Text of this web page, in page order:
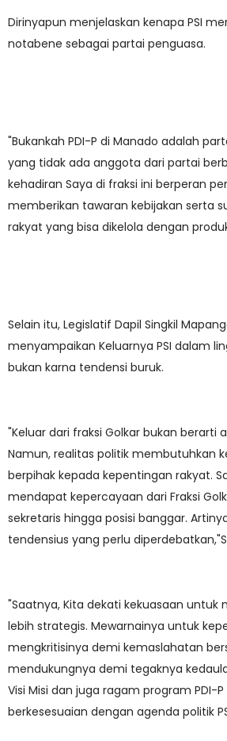
Dirinyapun menjelaskan kenapa PSI
notabene sebagai partai penguasa.
"Bukankah PDI-P di Manado adalah
yang tidak ada anggota dari partai
kehadiran Saya di fraksi ini berperan
memberikan tawaran kebijakan serta
rakyat yang bisa dikelola dengan
Selain itu, Legislatif Dapil Singkil
menyampaikan Keluarnya PSI dalam
bukan karna tendensi buruk.
"Keluar dari fraksi Golkar bukan berarti
Namun, realitas politik membutuhkan
berpihak kepada kepentingan rakyat.
mendapat kepercayaan dari Fraksi
sekretaris hingga posisi banggar.
tendensius yang perlu
"Saatnya, Kita dekati kekuasaan untuk
lebih strategis. Mewarnainya untuk
mengkritisinya demi kemaslahatan
mendukungnya demi tegaknya
Visi Misi dan juga ragam program PDI-
berkesesuaian dengan agenda politik